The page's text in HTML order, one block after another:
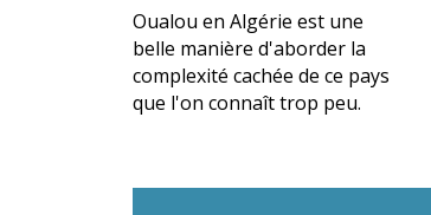
Oualou en Algérie est une
belle manière d'aborder la
complexité cachée de ce pays
que l'on connaît trop peu.